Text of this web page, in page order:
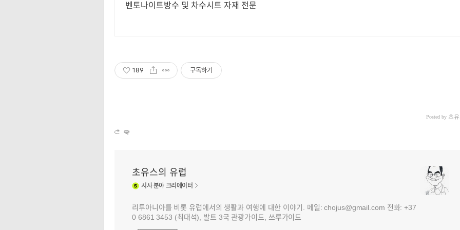
벤토나이트방수 및 차수시트 자재 전문
189 구독하기
Posted by 초
초유스의 유럽
시사분야 크리에이터
리투아니아를 비롯 유럽에서의 생활과 여행에 대한 이야기. 메일: chojus@gmail.com 전화: +37
0 6861 3453 (최대석), 발트 3국 관광가이드, 쓰루가이드